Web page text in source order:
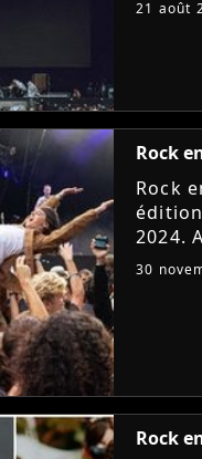
21 août
Rock
Rock
2024.
qui
30
Rock